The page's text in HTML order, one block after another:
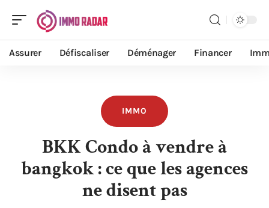
Assurer Défiscaliser Déménager Financer
IMMO
BKK Condo à vendre à
bangkok : ce que les agences
ne disent pas